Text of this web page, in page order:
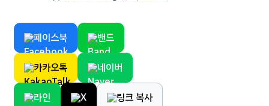
페이스북 밴드
카카오톡 네이버
라인 X 링크 복사